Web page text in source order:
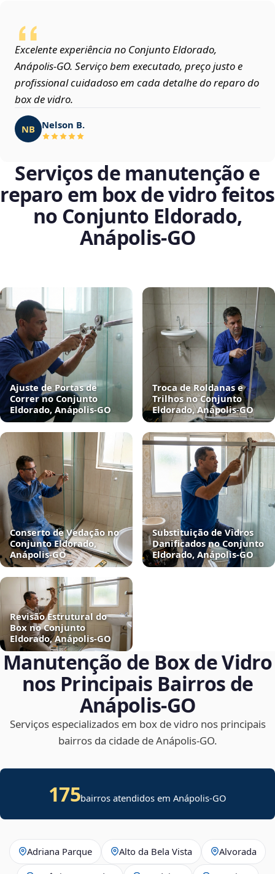
Excelente experiência no Conjunto Eldorado,
Anápolis‑GO. Serviço bem executado, preço justo e
profissional cuidadoso em cada detalhe do reparo do
box de vidro.
NB Nelson B.
Serviços de manutenção e
reparo em box de vidro feitos
no Conjunto Eldorado,
Anápolis‑GO
Ajuste de Portas de
Correr no Conjunto
Eldorado, Anápolis‑GO
Troca de Roldanas e
Trilhos no Conjunto
Eldorado, Anápolis‑GO
Conserto de Vedação no
Conjunto Eldorado,
Anápolis‑GO
Substituição de Vidros
Danificados no Conjunto
Eldorado, Anápolis‑GO
Revisão Estrutural do
Box no Conjunto
Eldorado, Anápolis‑GO
Manutenção de Box de Vidro
nos Principais Bairros de
Anápolis‑GO
Serviços especializados em box de vidro nos principais
bairros da cidade de Anápolis‑GO.
175bairros atendidos em Anápolis-GO
Adriana Parque Alto da Bela Vista Alvorada